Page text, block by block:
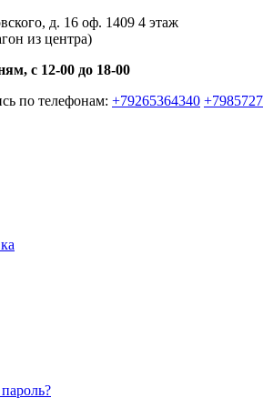
д. 16 оф. 1409 4 этаж
из центра)
с 12-00 до 18-00
по телефонам: +79265364340